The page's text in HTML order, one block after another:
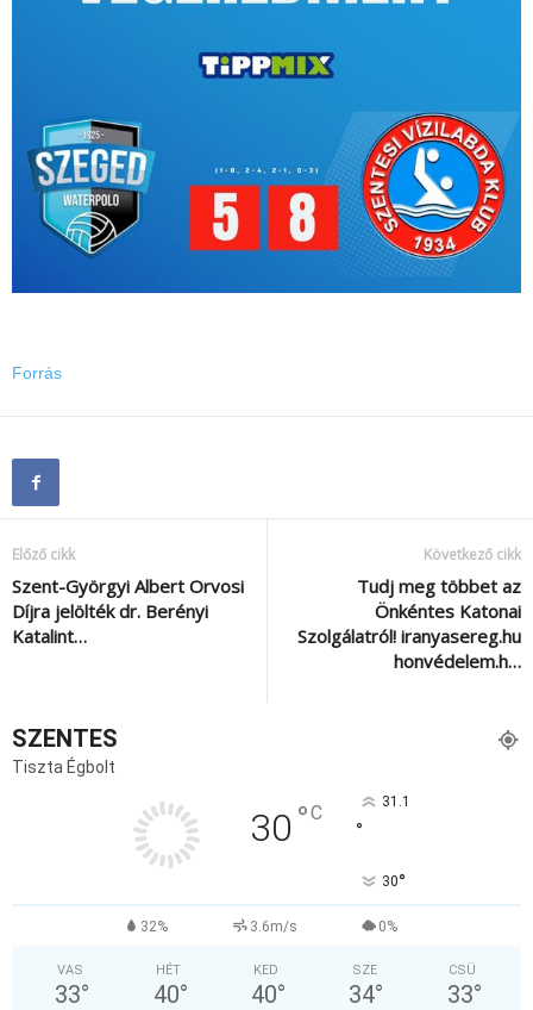
Forrás
Előző cikk
Szent-Györgyi Albert Orvosi
Díjra jelölték dr. Berényi
Katalint…
Következő cikk
Tudj meg többet az
Önkéntes Katonai
Szolgálatról! iranyasereg.hu
honvédelem.h…
SZENTES
Tiszta Égbolt
30 °C 31.1
°
30°
32% 3.6m/s 0%
VAS
33°
HÉT
40°
KED
40°
SZE
34°
CSÜ
33°